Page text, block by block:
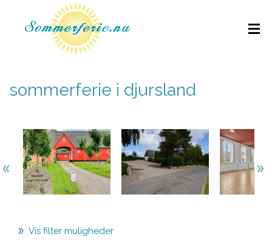
sommerferie i djursland
Vis filter muligheder